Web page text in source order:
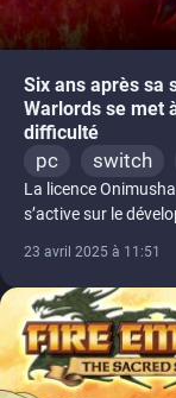
Six ans après sa
Warlords se met
difficulté
pc switch
La licence
s’active sur le
23 avril 2025 à 11:51